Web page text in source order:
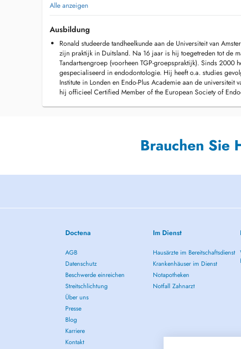
Niet alleen voor uw halfjaarlijkse controle en het vullen van een
zijn, maar ook voor endodontologie, gnathologie, kaakchirurgie,
parodontologie, implantologie en esthetische tandheelkunde bent
het juiste adres.
Alle anzeigen
Ausbildung
Ronald studeerde tandheelkunde aan de Universiteit van
zijn praktijk in Duitsland. Na 16 jaar is hij toegetreden tot de
Tandartsengroep (voorheen TGP-groepspraktijk). Sinds 2000
gespecialiseerd in endodontologie. Hij heeft o.a. studies
Institute in Londen en Endo-Plus Academie aan de universiteit
hij officieel Certified Member of the European Society of
Brauchen Sie
Doctena
AGB
Datenschutz
Beschwerde einreichen
Streitschlichtung
Über uns
Presse
Blog
Karriere
Kontakt
Im Dienst
Hausärzte im Bereitschaftsdienst
Krankenhäuser im Dienst
Notapotheken
Notfall Zahnarzt